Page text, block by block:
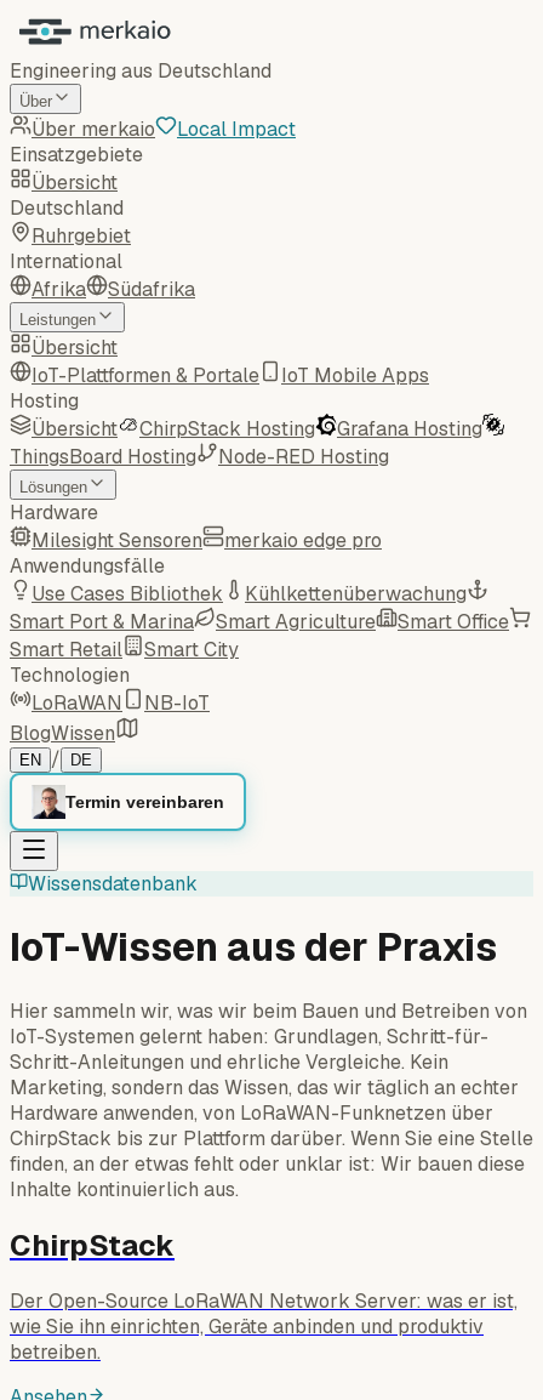
Engineering aus Deutschland
Über
Über merkaio
Local Impact
Einsatzgebiete
Übersicht
Deutschland
Ruhrgebiet
International
Afrika
Südafrika
Leistungen
Übersicht
IoT-Plattformen & Portale
IoT Mobile Apps
Hosting
Übersicht
ChirpStack Hosting
Grafana Hosting
ThingsBoard Hosting
Node-RED Hosting
Lösungen
Hardware
Milesight Sensoren
merkaio edge pro
Anwendungsfälle
Use Cases Bibliothek
Kühlkettenüberwachung
Smart Port & Marina
Smart Agriculture
Smart Office
Smart Retail
Smart City
Technologien
LoRaWAN
NB-IoT
BlogWissen
EN / DE
Termin vereinbaren
Wissensdatenbank
IoT-Wissen aus der Praxis
Hier sammeln wir, was wir beim Bauen und Betreiben von
IoT-Systemen gelernt haben: Grundlagen, Schritt-für-
Schritt-Anleitungen und ehrliche Vergleiche. Kein
Marketing, sondern das Wissen, das wir täglich an echter
Hardware anwenden, von LoRaWAN-Funknetzen über
ChirpStack bis zur Plattform darüber. Wenn Sie eine Stelle
finden, an der etwas fehlt oder unklar ist: Wir bauen diese
Inhalte kontinuierlich aus.
ChirpStack
Der Open-Source LoRaWAN Network Server: was er ist,
wie Sie ihn einrichten, Geräte anbinden und produktiv
betreiben.